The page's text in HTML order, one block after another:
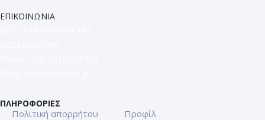
ΕΠΙΚΟΙΝΩΝΙΑ
ΠΛΗΡΟΦΟΡΙΕΣ
Πολιτική απορρήτου Προφίλ